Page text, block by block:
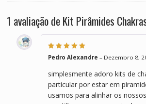
1 avaliação deKit Pirâmides
Avaliação
5
Pedro Alexandre – Dezembro 8,
simplesmente adoro kits de
particular por estar em
usamos para alinhar os